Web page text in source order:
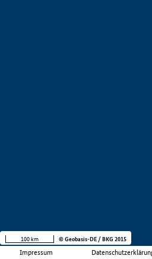
Impressum
100 km © Geobasis-DE / BKG 2015